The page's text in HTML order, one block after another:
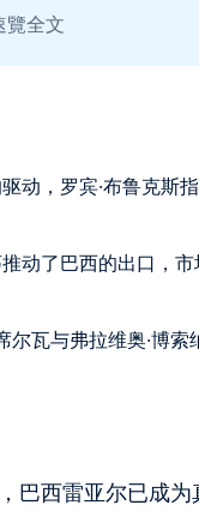
覽全文
动，罗宾·布鲁克斯
动了巴西的出口，
尔瓦与弗拉维奥·博
巴西雷亚尔已成